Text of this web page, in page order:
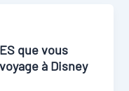
que vous
à Disney